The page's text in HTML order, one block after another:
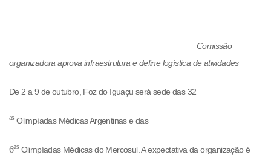
Comissão
organizadora aprova infraestrutura e define logística de atividades
De 2 a 9 de outubro, Foz do Iguaçu será sede das 32
asOlimpíadas Médicas Argentinas e das
6asOlimpíadas Médicas do Mercosul. A expectativa da organização é